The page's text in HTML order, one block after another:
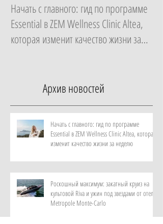
Начать с главного: гид по программе
Essential в ZEM Wellness Clinic Altea,
которая изменит качество жизни за
Архив новостей
Начать с главного: гид по программе
Essential в ZEM Wellness Clinic Altea, которая
изменит качество жизни за неделю
Роскошный максимум: закатный круиз на
культовой Riva и ужин под звездами от отеля
Metropole Monte-Carlo